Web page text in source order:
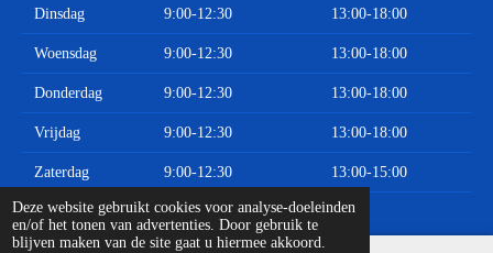
Deze website gebruikt cookies voor analyse-doeleinden
en/of het tonen van advertenties. Door gebruik te
blijven maken van de site gaat u hiermee akkoord.
Dinsdag 9:00-12:30 13:00-18:00
Woensdag 9:00-12:30 13:00-18:00
Donderdag 9:00-12:30 13:00-18:00
Vrijdag 9:00-12:30 13:00-18:00
Zaterdag 9:00-12:30
13:00-15:00
© 2020 - 2026 Limburgse Auto Onderdelen